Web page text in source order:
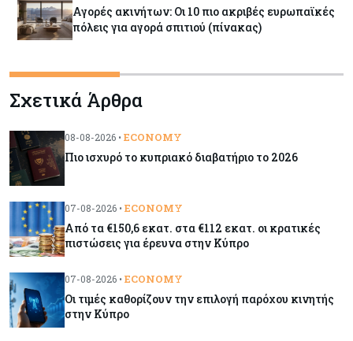
Αγορές ακινήτων: Οι 10 πιο ακριβές ευρωπαϊκές
πόλεις για αγορά σπιτιού (πίνακας)
Κόσμος 08-08-2026
Οι πυρκαγιές κατακαίνε την Ευρώπη, αλλά οι
ζημιές δεν είναι ασφαλισμένες
Κόσμος 08-08-2026
Κόσμος
Σχετικά Άρθρα
08-08-2026 • ECONOMY
Πιο ισχυρό το κυπριακό διαβατήριο το 2026
07-08-2026 • ECONOMY
Από τα €150,6 εκατ. στα €112 εκατ. οι κρατικές
πιστώσεις για έρευνα στην Κύπρο
07-08-2026 • ECONOMY
Οι τιμές καθορίζουν την επιλογή παρόχου κινητής
στην Κύπρο